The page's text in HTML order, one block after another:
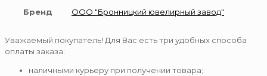
Бренд ООО "Бронницкий ювелирный завод"
Уважаемый покупатель! Для Вас есть три удобных способа
оплаты заказа:
наличными курьеру при получении товара;